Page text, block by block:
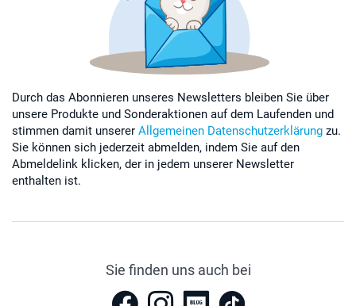
Durch das Abonnieren unseres Newsletters bleiben Sie über
unsere Produkte und Sonderaktionen auf dem Laufenden und
stimmen damit unserer Allgemeinen Datenschutzerklärung zu.
Sie können sich jederzeit abmelden, indem Sie auf den
Abmeldelink klicken, der in jedem unserer Newsletter
enthalten ist.
Sie finden uns auch bei